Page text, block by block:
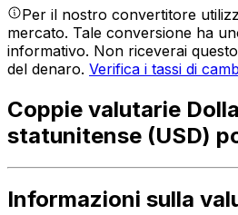
Per il nostro convertitore
mercato. Tale conversione ha
informativo. Non riceverai
del denaro. Verifica i tassi di
Coppie valutarie
statunitense (USD)
Informazioni sulla